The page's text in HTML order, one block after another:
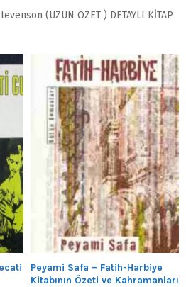
(UZUN ÖZET ) DETAYLI KİTAP
Peyami Safa – Fatih-Harbiye
Kitabının Özeti ve Kahramanları